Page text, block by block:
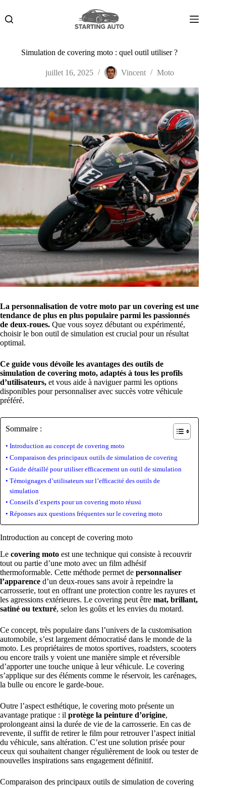
contenu
Simulation de covering moto : quel outil utiliser ?
juillet 16, 2025 Vincent Moto
La personnalisation de votre moto par un covering est une
tendance de plus en plus populaire parmi les passionnés
de deux-roues. Que vous soyez débutant ou expérimenté,
choisir le bon outil de simulation est crucial pour un résultat
optimal.
Ce guide vous dévoile les avantages des outils de
simulation de covering moto, adaptés à tous les profils
d’utilisateurs, et vous aide à naviguer parmi les options
disponibles pour personnaliser avec succès votre véhicule
préféré.
Sommaire :
Introduction au concept de covering moto
Comparaison des principaux outils de simulation de covering
Guide détaillé pour utiliser efficacement un outil de simulation
Témoignages d’utilisateurs sur l’efficacité des outils de
simulation
Conseils d’experts pour un covering moto réussi
Réponses aux questions fréquentes sur le covering moto
Introduction au concept de covering moto
Le covering moto est une technique qui consiste à recouvrir
tout ou partie d’une moto avec un film adhésif
thermoformable. Cette méthode permet de personnaliser
l’apparence d’un deux-roues sans avoir à repeindre la
carrosserie, tout en offrant une protection contre les rayures et
les agressions extérieures. Le covering peut être mat, brillant,
satiné ou texturé, selon les goûts et les envies du motard.
Ce concept, très populaire dans l’univers de la customisation
automobile, s’est largement démocratisé dans le monde de la
moto. Les propriétaires de motos sportives, roadsters, scooters
ou encore trails y voient une manière simple et réversible
d’apporter une touche unique à leur véhicule. Le covering
s’applique sur des éléments comme le réservoir, les carénages,
la bulle ou encore le garde-boue.
Outre l’aspect esthétique, le covering moto présente un
avantage pratique : il protège la peinture d’origine,
prolongeant ainsi la durée de vie de la carrosserie. En cas de
revente, il suffit de retirer le film pour retrouver l’aspect initial
du véhicule, sans altération. C’est une solution prisée pour
ceux qui souhaitent changer régulièrement de look ou tester de
nouvelles inspirations sans engagement définitif.
Comparaison des principaux outils de simulation de covering